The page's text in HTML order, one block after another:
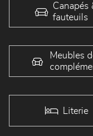
Canapés
fauteuils
Meubles
Literie